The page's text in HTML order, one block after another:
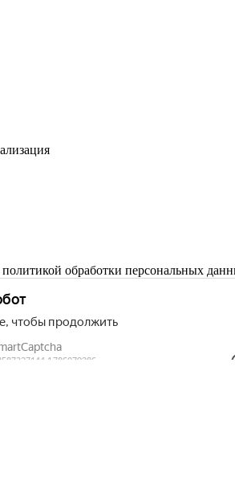
политикой обработки персональных